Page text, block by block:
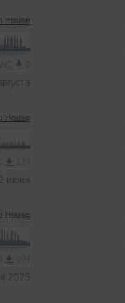
House
House
июня
House
2025